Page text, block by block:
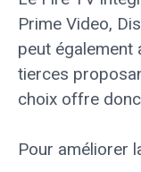
Prime Video,
peut également
tierces
choix offre
Pour améliorer